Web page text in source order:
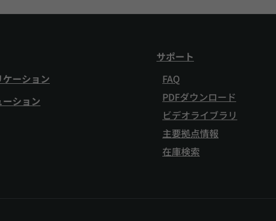
ケーション
ーション
サポート
FAQ
PDFダウンロード
ビデオライブラリ
主要拠点情報
在庫検索